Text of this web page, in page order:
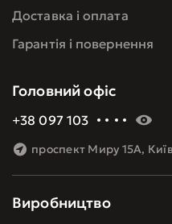
Доставка і оплата
Гарантія і повернення
Головний офіс
+38 097 103 60 09
проспект Миру 15А,
Виробництво